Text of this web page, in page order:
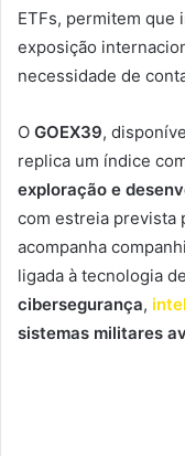
ETFs, permitem que
exposição
necessidade de
O GOEX39,
replica um índice
exploração e
com estreia prevista
acompanha
ligada à tecnologia de
cibersegurança,
sistemas militares